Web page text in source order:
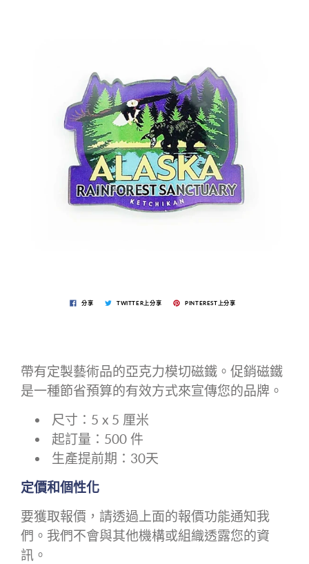
分享 TWITTER上分享 PINTEREST上分享
帶有定製藝術品的亞克力模切磁鐵。促銷磁鐵
是一種節省預算的有效方式來宣傳您的品牌。
尺寸：5 x 5 厘米
起訂量：500 件
生產提前期：30天
定價和個性化
要獲取報價，請透過上面的報價功能通知我
們。我們不會與其他機構或組織透露您的資
訊。